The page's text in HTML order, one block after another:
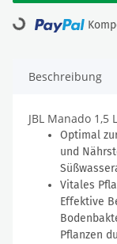
Loading...
Beschreibung
JBL Manado 1,5
Optimal
und
Vitales
Effektive
Pflanzen